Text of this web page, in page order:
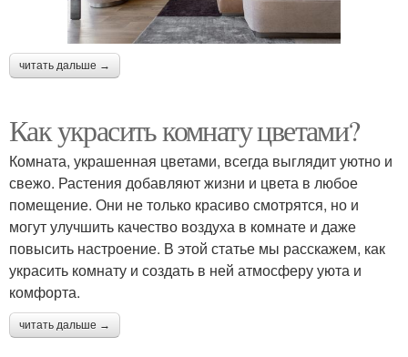
читать дальше →
Как украсить комнату цветами?
Комната, украшенная цветами, всегда выглядит уютно и
свежо. Растения добавляют жизни и цвета в любое
помещение. Они не только красиво смотрятся, но и
могут улучшить качество воздуха в комнате и даже
повысить настроение. В этой статье мы расскажем, как
украсить комнату и создать в ней атмосферу уюта и
комфорта.
читать дальше →